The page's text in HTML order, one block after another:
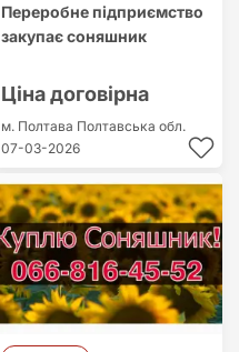
Переробне підприємство
закупає соняшник
Ціна договірна
м. Полтава Полтавська обл.
07-03-2026